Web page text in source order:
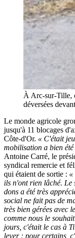
À Arc-sur-Tille,
déversées
Le monde agricole
jusqu'à 11 blocages
Côte-d'Or. « C'était
mobilisation a bien
Antoine Carré, le
syndical remercie et
qui étaient de sortie : «
ils n'ont rien lâché. Le
dons a été très
social ne fait pas de
très bien gérées avec
comme nous le
jours, c'était le cas à
lever : pour certains,